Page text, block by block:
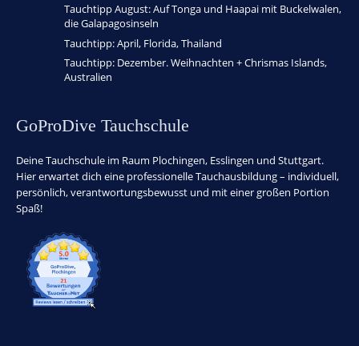
Tauchtipp August: Auf Tonga und Haapai mit Buckelwalen,
die Galapagosinseln
Tauchtipp: April, Florida, Thailand
Tauchtipp: Dezember. Weihnachten + Chrismas Islands,
Australien
GoProDive Tauchschule
Deine Tauchschule im Raum Plochingen, Esslingen und Stuttgart.
Hier erwartet dich eine professionelle Tauchausbildung – individuell,
persönlich, verantwortungsbewusst und mit einer großen Portion
Spaß!